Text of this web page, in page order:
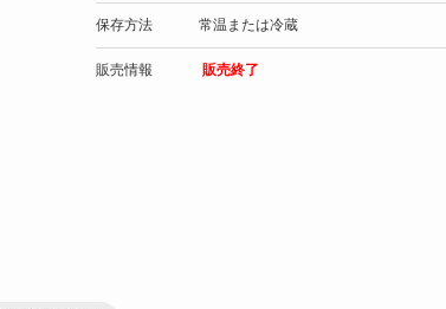
保存方法 常温または冷蔵
販売情報 販売終了